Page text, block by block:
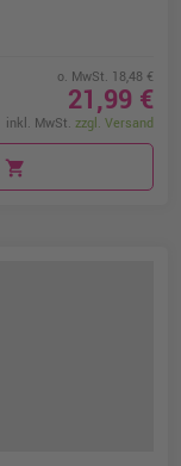
o. MwSt. 18,48 €
21,99 €
inkl. MwSt. zzgl. Versand
shopping_cart